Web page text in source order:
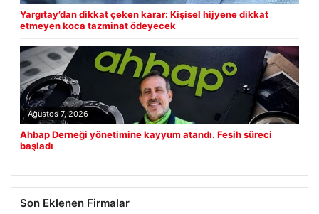
Yargıtay’dan dikkat çeken karar: Kişisel hijyene dikkat
etmeyen koca tazminat ödeyecek
Ağustos 7, 2026
Ahbap Derneği yönetimine kayyum atandı. Fesih süreci
başladı
Son Eklenen Firmalar